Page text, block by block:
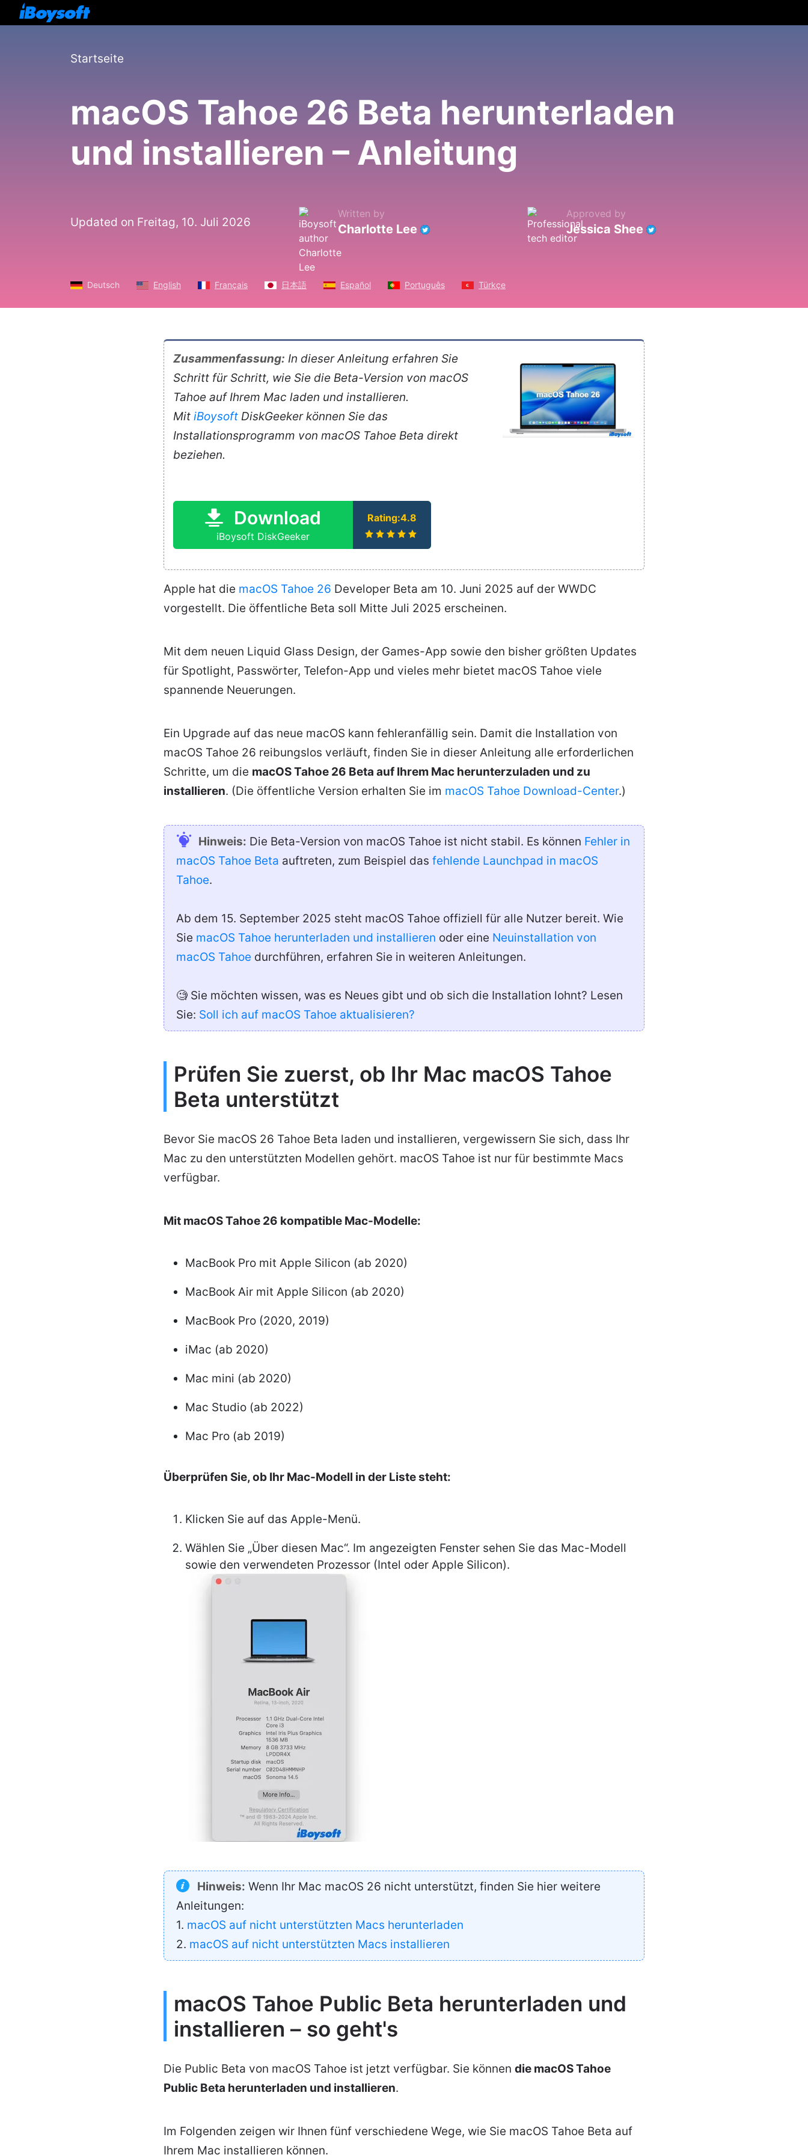
Startseite
macOS Tahoe 26 Beta herunterladen
und installieren – Anleitung
Updated on Freitag, 10. Juli 2026
Written by
Charlotte Lee
Approved by
Jessica Shee
Deutsch English Français 日本語 Español Português Türkçe
Zusammenfassung: In dieser Anleitung erfahren Sie
Schritt für Schritt, wie Sie die Beta-Version von macOS
Tahoe auf Ihrem Mac laden und installieren.
Mit iBoysoft DiskGeeker können Sie das
Installationsprogramm von macOS Tahoe Beta direkt
beziehen.
Download
iBoysoft DiskGeeker
Rating:4.8
Apple hat die macOS Tahoe 26 Developer Beta am 10. Juni 2025 auf der WWDC
vorgestellt. Die öffentliche Beta soll Mitte Juli 2025 erscheinen.
Mit dem neuen Liquid Glass Design, der Games-App sowie den bisher größten Updates
für Spotlight, Passwörter, Telefon-App und vieles mehr bietet macOS Tahoe viele
spannende Neuerungen.
Ein Upgrade auf das neue macOS kann fehleranfällig sein. Damit die Installation von
macOS Tahoe 26 reibungslos verläuft, finden Sie in dieser Anleitung alle erforderlichen
Schritte, um die macOS Tahoe 26 Beta auf Ihrem Mac herunterzuladen und zu
installieren. (Die öffentliche Version erhalten Sie im macOS Tahoe Download-Center.)
Hinweis: Die Beta-Version von macOS Tahoe ist nicht stabil. Es können Fehler in
macOS Tahoe Beta auftreten, zum Beispiel das fehlende Launchpad in macOS
Tahoe.
Ab dem 15. September 2025 steht macOS Tahoe offiziell für alle Nutzer bereit. Wie
Sie macOS Tahoe herunterladen und installieren oder eine Neuinstallation von
macOS Tahoe durchführen, erfahren Sie in weiteren Anleitungen.
🧐 Sie möchten wissen, was es Neues gibt und ob sich die Installation lohnt? Lesen
Sie: Soll ich auf macOS Tahoe aktualisieren?
Prüfen Sie zuerst, ob Ihr Mac macOS Tahoe
Beta unterstützt
Bevor Sie macOS 26 Tahoe Beta laden und installieren, vergewissern Sie sich, dass Ihr
Mac zu den unterstützten Modellen gehört. macOS Tahoe ist nur für bestimmte Macs
verfügbar.
Mit macOS Tahoe 26 kompatible Mac-Modelle:
MacBook Pro mit Apple Silicon (ab 2020)
MacBook Air mit Apple Silicon (ab 2020)
MacBook Pro (2020, 2019)
iMac (ab 2020)
Mac mini (ab 2020)
Mac Studio (ab 2022)
Mac Pro (ab 2019)
Überprüfen Sie, ob Ihr Mac-Modell in der Liste steht:
Klicken Sie auf das Apple-Menü.
Wählen Sie „Über diesen Mac“. Im angezeigten Fenster sehen Sie das Mac-Modell
sowie den verwendeten Prozessor (Intel oder Apple Silicon).
Hinweis: Wenn Ihr Mac macOS 26 nicht unterstützt, finden Sie hier weitere
Anleitungen:
1. macOS auf nicht unterstützten Macs herunterladen
2. macOS auf nicht unterstützten Macs installieren
macOS Tahoe Public Beta herunterladen und
installieren – so geht's
Die Public Beta von macOS Tahoe ist jetzt verfügbar. Sie können die macOS Tahoe
Public Beta herunterladen und installieren.
Im Folgenden zeigen wir Ihnen fünf verschiedene Wege, wie Sie macOS Tahoe Beta auf
Ihrem Mac installieren können.